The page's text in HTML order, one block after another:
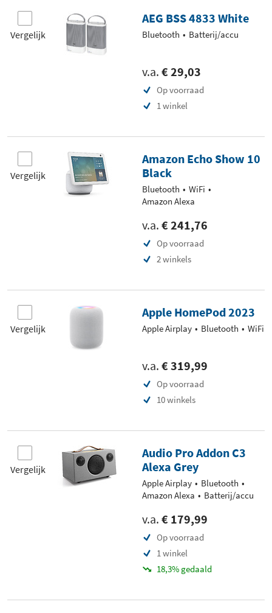
Vergelijk
AEG BSS 4833 White
Bluetooth Batterij/accu
v.a. € 29,03
Op voorraad
1 winkel
Vergelijk
Amazon Echo Show 10
Black
Bluetooth
WiFi
Amazon Alexa
v.a. € 241,76
Op voorraad
2 winkels
Vergelijk
Apple HomePod 2023
Apple Airplay Bluetooth WiFi
v.a. € 319,99
Op voorraad
10 winkels
Vergelijk
Audio Pro Addon C3
Alexa Grey
Apple Airplay
Bluetooth
Amazon Alexa
Batterij/accu
v.a. € 179,99
Op voorraad
1 winkel
18,3% gedaald